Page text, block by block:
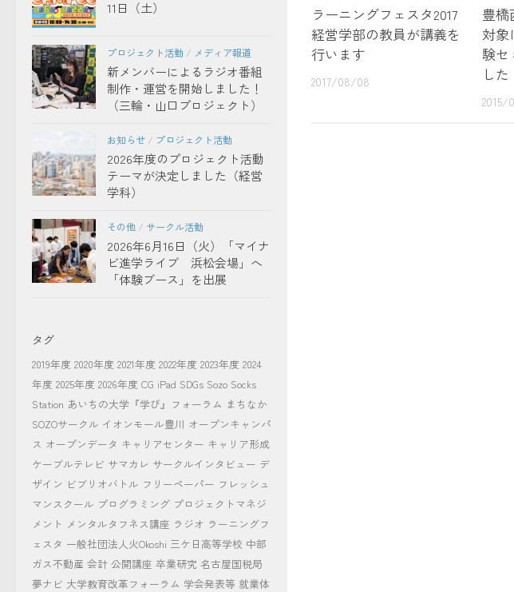
ラーニングフェスタ2017
経営学部の教員が講義を
行います
2017/08/08
豊橋
対象
験セ
した
2015/
11日（土）
プロジェクト活動 / メディア報道
新メンバーによるラジオ番組
制作・運営を開始しました！
（三輪・山口プロジェクト）
お知らせ / プロジェクト活動
2026年度のプロジェクト活動
テーマが決定しました（経営
学科）
その他 / サークル活動
2026年6月16日（火）「マイナ
ビ進学ライブ 浜松会場」へ
「体験ブース」を出展
タグ
2019年度 2020年度 2021年度 2022年度 2023年度 2024
年度 2025年度 2026年度 CG iPad SDGs Sozo Socks
Station あいちの大学『学び』フォーラム まちなか
SOZOサークル イオンモール豊川 オープンキャンパ
ス オープンデータ キャリアセンター キャリア形成
ケーブルテレビ サマカレ サークルインタビュー デ
ザイン ビブリオバトル フリーペーパー フレッシュ
マンスクール プログラミング プロジェクトマネジ
メント メンタルタフネス講座 ラジオ ラーニングフ
ェスタ 一般社団法人火Okoshi 三ケ日高等学校 中部
ガス不動産 会計 公開講座 卒業研究 名古屋国税局
夢ナビ 大学教育改革フォーラム 学会発表等 就業体